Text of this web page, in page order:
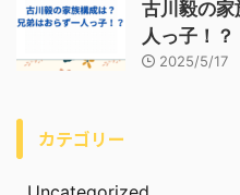
古川毅の
人っ子！？
2025/5/17
カテゴリー